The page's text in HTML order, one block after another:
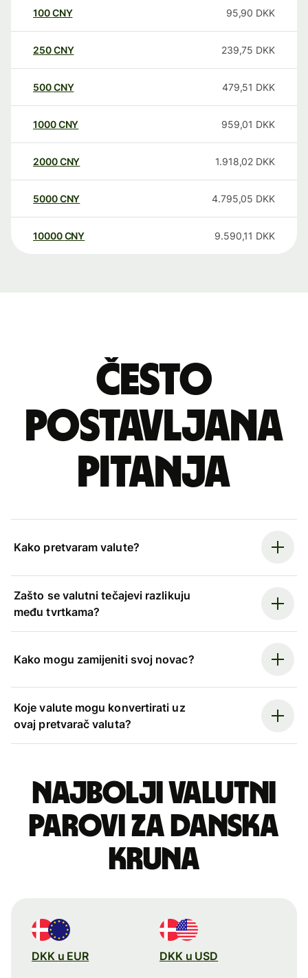
100CNY 95,90 DKK
250CNY 239,75 DKK
500CNY 479,51 DKK
1000CNY 959,01 DKK
2000CNY 1.918,02 DKK
5000CNY 4.795,05 DKK
10000 CNY 9.590,11 DKK
Često
postavljana
pitanja
Kako pretvaram valute?
Zašto se valutni tečajevi razlikuju
među tvrtkama?
Kako mogu zamijeniti svoj novac?
Koje valute mogu konvertirati uz
ovaj pretvarač valuta?
Najbolji valutni
parovi za danska
kruna
DKK u EUR DKK u USD